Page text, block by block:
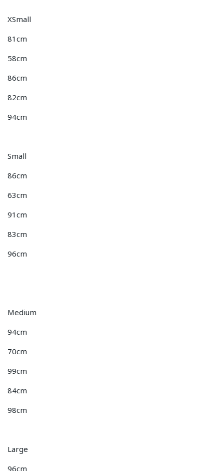
XSmall
81cm
58cm
86cm
82cm
94cm
Small
86cm
63cm
91cm
83cm
96cm
Medium
94cm
70cm
99cm
84cm
98cm
Large
96cm